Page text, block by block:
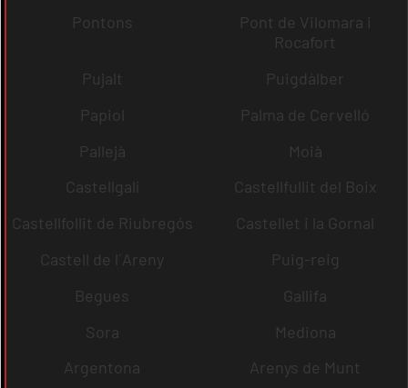
Pontons
Pont de Vilomara i
Rocafort
Pujalt
Puigdàlber
Papiol
Palma de Cervelló
Pallejà
Moià
Castellgalí
Castellfullit del Boix
Castellfollit de Riubregós
Castellet i la Gornal
Castell de l´Areny
Puig-reig
Begues
Gallifa
Sora
Mediona
Argentona
Arenys de Munt